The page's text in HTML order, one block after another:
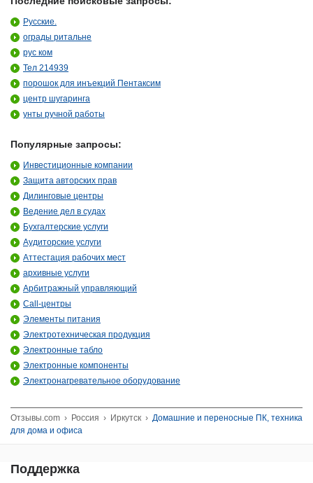
Русские.
ограды ритальне
рус ком
Тел 214939
порошок для инъекций Пентаксим
центр шугаринга
унты ручной работы
Популярные запросы:
Инвестиционные компании
Защита авторских прав
Дилинговые центры
Ведение дел в судах
Бухгалтерские услуги
Аудиторские услуги
Аттестация рабочих мест
архивные услуги
Арбитражный управляющий
Call-центры
Элементы питания
Электротехническая продукция
Электронные табло
Электронные компоненты
Электронагревательное оборудование
Отзывы.com › Россия › Иркутск › Домашние и переносные ПК, техника
для дома и офиса
Поддержка